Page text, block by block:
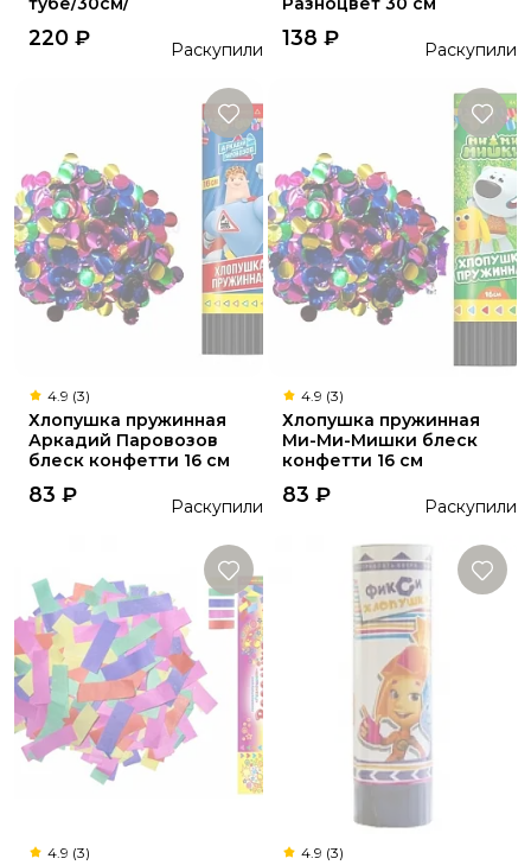
220 ₽ Раскупили 138 ₽ Раскупили
4.9 (3)
Хлопушка пружинная
Аркадий Паровозов
блеск конфетти 16 см
83 ₽ Раскупили
4.9 (3)
Хлопушка пружинная
Ми-Ми-Мишки блеск
конфетти 16 см
83 ₽ Раскупили
4.9 (3) 4.9 (3)